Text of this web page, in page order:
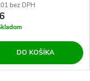
bez DPH
DO KOŠÍKA